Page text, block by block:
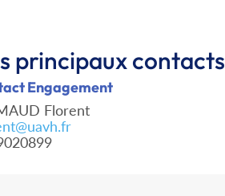
principaux contacts
Engagement
Florent